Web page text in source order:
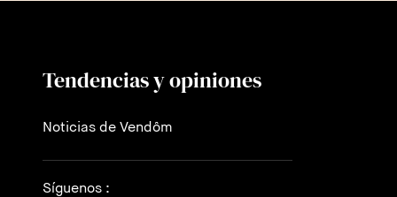
Tendencias y opiniones
Noticias de Vendôm
Síguenos :